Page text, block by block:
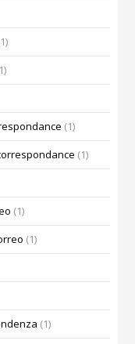
(1)
(1)
(1)
(1)
(1)